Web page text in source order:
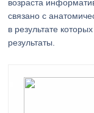
возраста
связано с
в результате
результаты.